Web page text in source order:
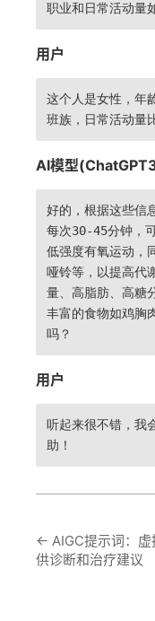
职业和日常活动量
用户
这个人是女性，年
班族，日常活动量
AI模型
好的，根据这些信
每次30-45分钟，
低强度有氧运动，
哑铃等，以提高代
量、高脂肪、高糖
丰富的食物如鸡胸
吗？
用户
听起来很不错，我
助！
← AIGC提示词：虚
供诊断和治疗建议